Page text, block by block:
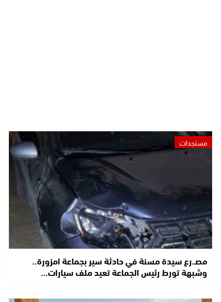
مستجدات
مصـ.رع سيدة مسنة في حادثة سير بجماعة امزورة..
وشبهة تورط رئيس الجماعة تعيد ملف سيارات…